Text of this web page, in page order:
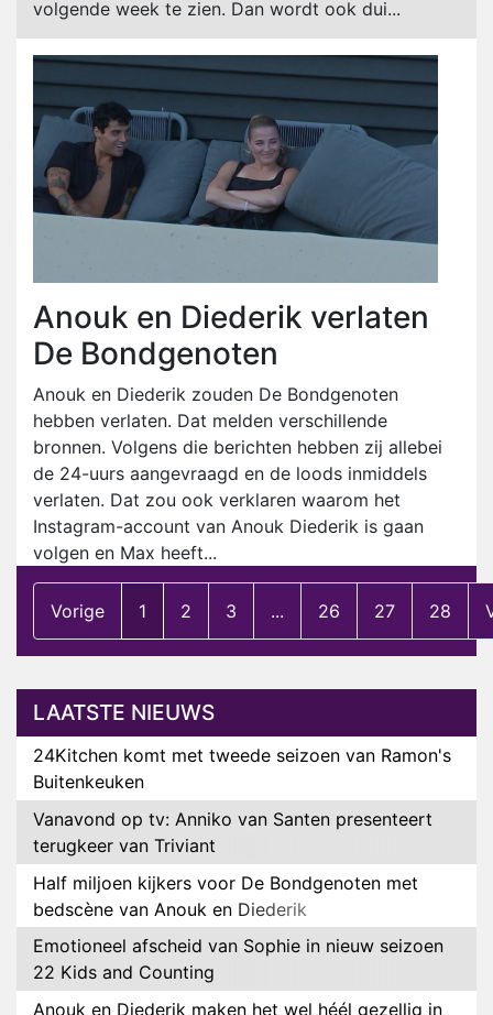
volgende week te zien. Dan wordt ook dui...
Anouk en Diederik verlaten
De Bondgenoten
Anouk en Diederik zouden De Bondgenoten
hebben verlaten. Dat melden verschillende
bronnen. Volgens die berichten hebben zij allebei
de 24-uurs aangevraagd en de loods inmiddels
verlaten. Dat zou ook verklaren waarom het
Instagram-account van Anouk Diederik is gaan
volgen en Max heeft...
Vorige 1 2 3 ... 26 27 28
LAATSTE NIEUWS
24Kitchen komt met tweede seizoen van Ramon's
Buitenkeuken
Vanavond op tv: Anniko van Santen presenteert
terugkeer van Triviant
Half miljoen kijkers voor De Bondgenoten met
bedscène van Anouk en Diederik
Emotioneel afscheid van Sophie in nieuw seizoen
22 Kids and Counting
Anouk en Diederik maken het wel héél gezellig in